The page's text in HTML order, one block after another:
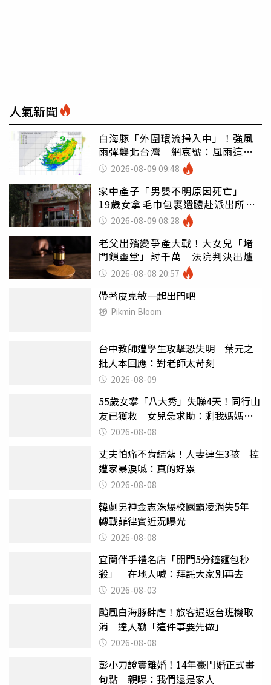
人氣新聞
白海豚「外圍環流掃入中」！強風
雨彈襲北台灣 網哀號：風雨這麼
大還不放假
2026-08-09 09:48
家中產子「男嬰不明原因死亡」
19歲女拿毛巾包裹遺體赴派出所報
案 2026-08-09 08:28
老父出殯變爭產大戰！大女兒「堵
門鎖靈堂」討千萬 法院判決出爐
2026-08-08 20:57
帶著皮克敏一起出門吧
Pikmin Bloom
台中教師遭學生攻擊恐失明 葉元之
批人本回應：對老師太苛刻
2026-08-09
55歲女攀「八大秀」失聯4天！同行山
友已獲救 女兒急求助：剩我媽媽還
沒找到
2026-08-08
丈夫怕痛不肯結紮！人妻連生3孩 控
遭家暴淚喊：真的好累
2026-08-08
韓劇男神金志洙爆校園霸凌消失5年
轉戰菲律賓近況曝光
2026-08-08
宜蘭伴手禮名店「開門5分鐘麵包秒
殺」 在地人喊：拜託大家別再去
2026-08-03
颱風白海豚肆虐！旅客遇返台班機取
消 達人勸「這件事要先做」
2026-08-08
彭小刀證實離婚！14年豪門婚正式畫
句點 親曝：我們還是家人